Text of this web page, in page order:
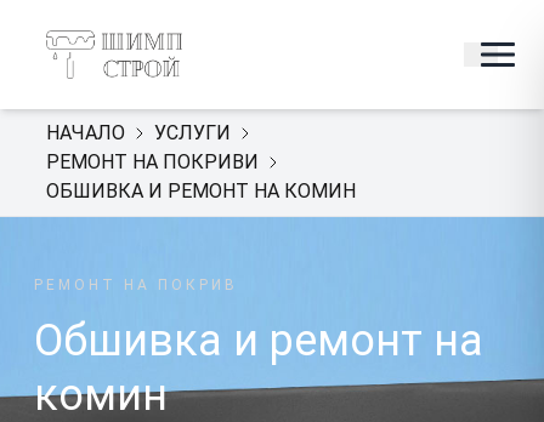
НАЧАЛО
УСЛУГИ
РЕМОНТ НА ПОКРИВИ
ОБШИВКА И РЕМОНТ НА КОМИН
РЕМОНТ НА ПОКРИВ
Обшивка и ремонт на
комин